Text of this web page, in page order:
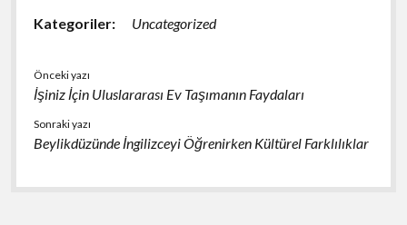
Kategoriler: Uncategorized
Önceki yazı
İşiniz İçin Uluslararası Ev Taşımanın Faydaları
Sonraki yazı
Beylikdüzünde İngilizceyi Öğrenirken Kültürel Farklılıklar